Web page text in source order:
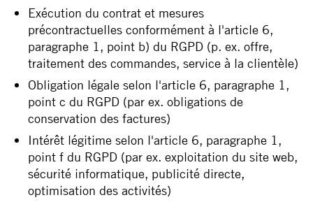
Exécution du contrat et mesures
précontractuelles conformément à l'article 6,
paragraphe 1, point b) du RGPD (p. ex. offre,
traitement des commandes, service à la clientèle)
Obligation légale selon l'article 6, paragraphe 1,
point c du RGPD (par ex. obligations de
conservation des factures)
Intérêt légitime selon l'article 6, paragraphe 1,
point f du RGPD (par ex. exploitation du site web,
sécurité informatique, publicité directe,
optimisation des activités)